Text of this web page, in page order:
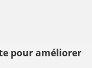
pour améliorer